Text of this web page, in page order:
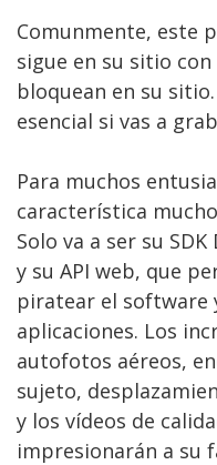
Comunmente, este
sigue en su sitio
bloquean en su
esencial si vas a
Para muchos
característica
Solo va a ser su
y su API web, que
piratear el software
aplicaciones. Los
autofotos aéreos,
sujeto,
y los vídeos de
impresionarán a su